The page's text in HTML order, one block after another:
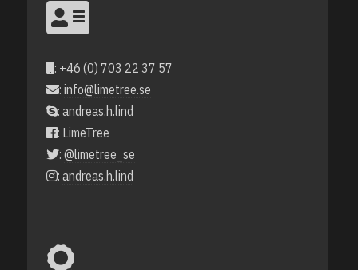
: +46 (0) 703 22 37 57
: info@limetree.se
: andreas.h.lind
: LimeTree
: @limetree_se
: andreas.h.lind